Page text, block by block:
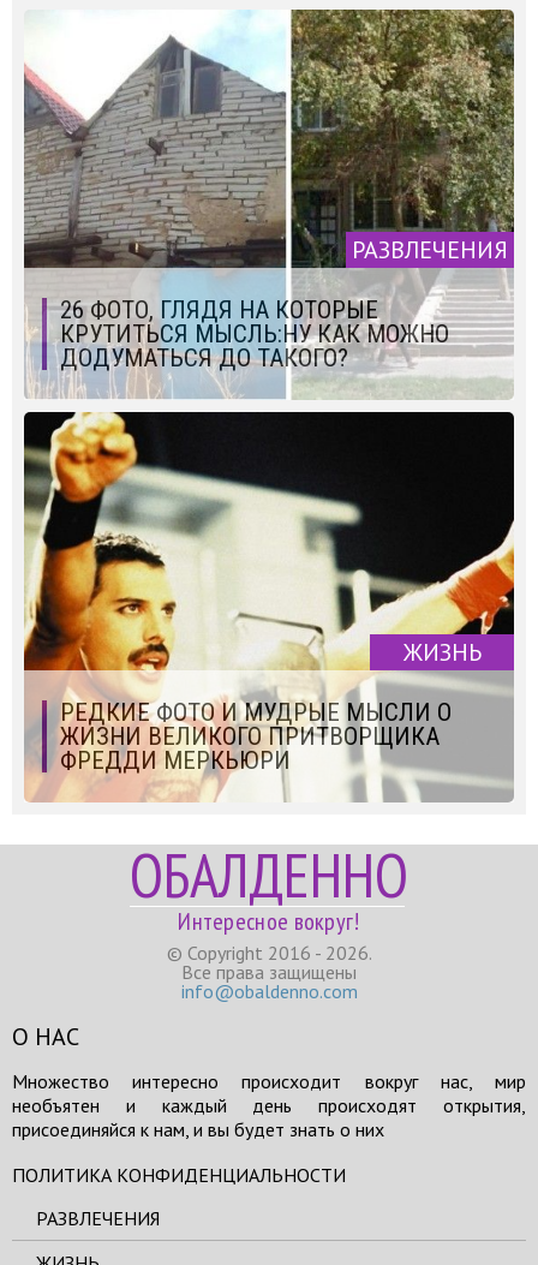
РАЗВЛЕЧЕНИЯ
26 ФОТО, ГЛЯДЯ НА КОТОРЫЕ
КРУТИТЬСЯ МЫСЛЬ:НУ КАК МОЖНО
ДОДУМАТЬСЯ ДО ТАКОГО?
ЖИЗНЬ
РЕДКИЕ ФОТО И МУДРЫЕ МЫСЛИ О
ЖИЗНИ ВЕЛИКОГО ПРИТВОРЩИКА
ФРЕДДИ МЕРКЬЮРИ
ОБАЛДЕННО
Интересное вокруг!
© Copyright 2016 - 2026.
Все права защищены
info@obaldenno.com
О НАС
Множество интересно происходит вокруг нас, мир
необъятен и каждый день происходят открытия,
присоединяйся к нам, и вы будет знать о них
ПОЛИТИКА КОНФИДЕНЦИАЛЬНОСТИ
РАЗВЛЕЧЕНИЯ